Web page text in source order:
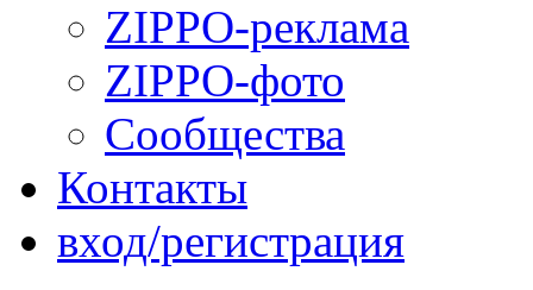
ZIPPO-реклама
ZIPPO-фото
Сообщества
Контакты
вход/регистрация